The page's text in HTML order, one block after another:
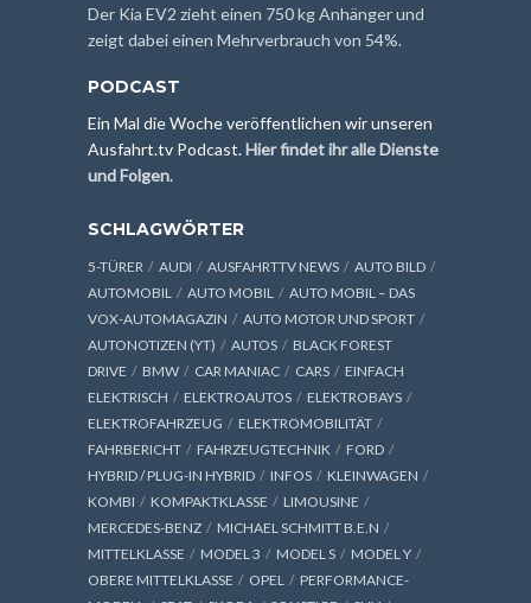
Der Kia EV2 zieht einen 750 kg Anhänger und
zeigt dabei einen Mehrverbrauch von 54%.
PODCAST
Ein Mal die Woche veröffentlichen wir unseren
Ausfahrt.tv Podcast. Hier findet ihr alle Dienste
und Folgen.
SCHLAGWÖRTER
5-TÜRER AUDI AUSFAHRTTV NEWS
AUTO BILD
AUTOMOBIL
AUTO MOBIL
AUTO MOBIL – DAS
VOX-AUTOMAGAZIN
AUTO MOTOR UND SPORT
AUTONOTIZEN (YT)
AUTOS
BLACK FOREST
DRIVE
BMW CAR MANIAC CARS
EINFACH
ELEKTRISCH
ELEKTROAUTOS
ELEKTROBAYS
ELEKTROFAHRZEUG
ELEKTROMOBILITÄT
FAHRBERICHT
FAHRZEUGTECHNIK
FORD
HYBRID / PLUG-IN HYBRID
INFOS
KLEINWAGEN
KOMBI
KOMPAKTKLASSE
LIMOUSINE
MERCEDES-BENZ
MICHAEL SCHMITT B.E.N
MITTELKLASSE
MODEL 3 MODEL S
MODEL Y
OBERE MITTELKLASSE
OPEL
PERFORMANCE-